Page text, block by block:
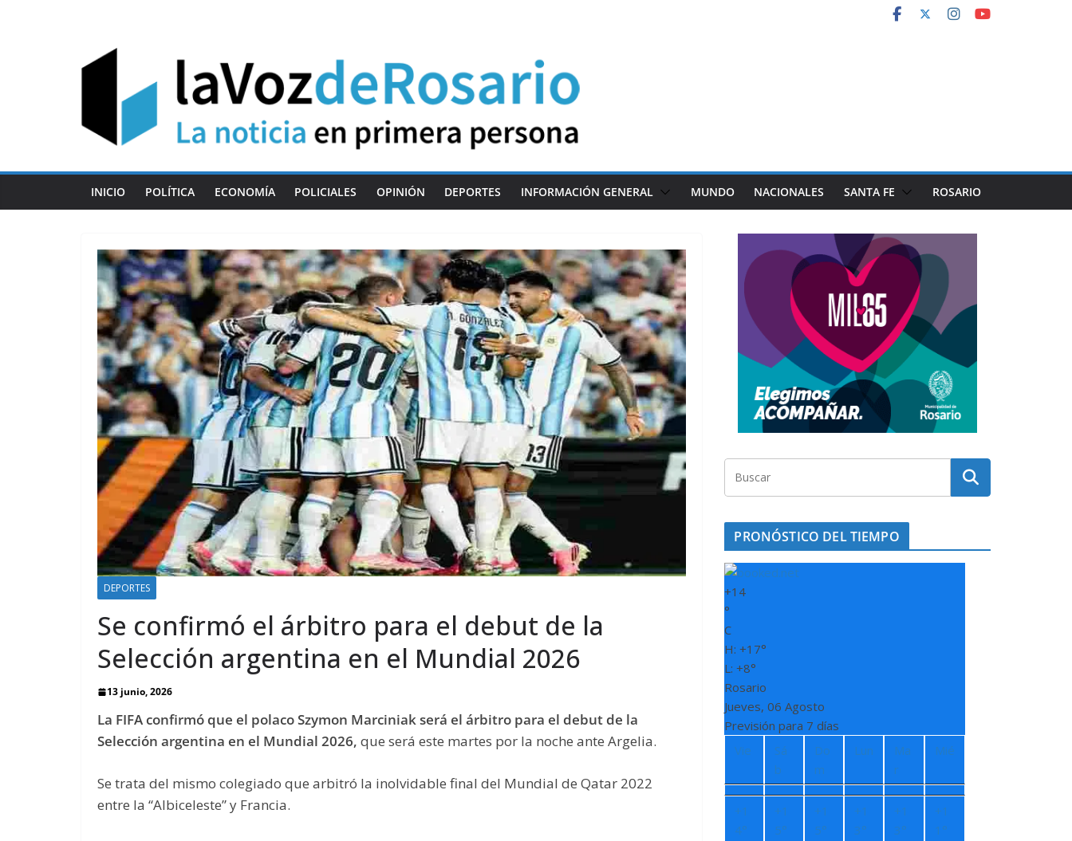
INICIO POLÍTICA ECONOMÍA POLICIALES OPINIÓN DEPORTES INFORMACIÓN GENERAL MUNDO NACIONALES SANTA FE ROSARIO
DEPORTES
Se confirmó el árbitro para el debut de la
Selección argentina en el Mundial 2026
13 junio, 2026
La FIFA confirmó que el polaco Szymon Marciniak será el árbitro para el debut de la
Selección argentina en el Mundial 2026, que será este martes por la noche ante Argelia.
Se trata del mismo colegiado que arbitró la inolvidable final del Mundial de Qatar 2022
entre la “Albiceleste” y Francia.
PRONÓSTICO DEL TIEMPO
+14
°
C
H:+17°
L:+8°
Rosario
Jueves, 06 Agosto
Previsión para 7 días
Vie
Sá
b
Do
m
Lun
Ma
r
Mié
+1
4°
+1
5°
+1
5°
+1
3°
+1
3°
+1
1°